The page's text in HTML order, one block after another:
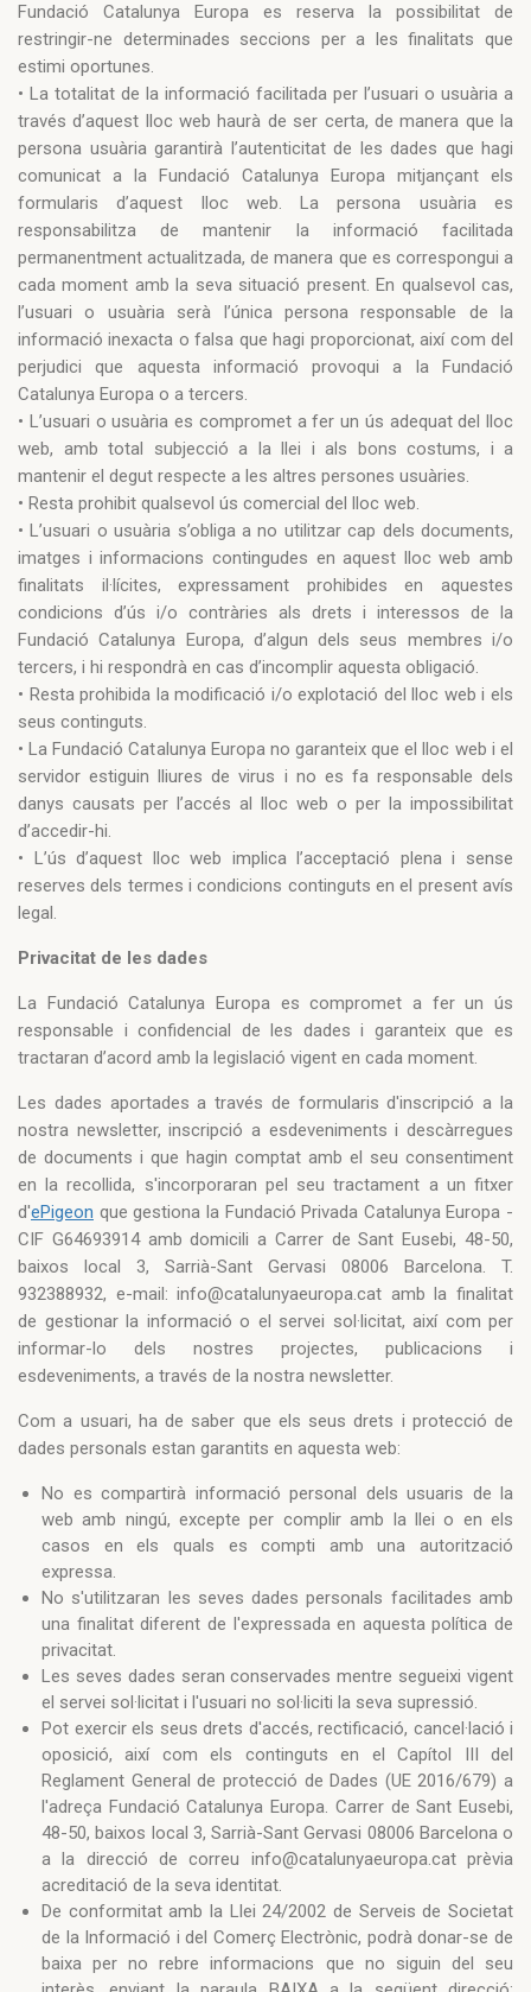
Fundació Catalunya Europa es reserva la possibilitat de
restringir-ne determinades seccions per a les finalitats que
estimi oportunes.
• La totalitat de la informació facilitada per l’usuari o usuària a
través d’aquest lloc web haurà de ser certa, de manera que la
persona usuària garantirà l’autenticitat de les dades que hagi
comunicat a la Fundació Catalunya Europa mitjançant els
formularis d’aquest lloc web. La persona usuària es
responsabilitza de mantenir la informació facilitada
permanentment actualitzada, de manera que es correspongui a
cada moment amb la seva situació present. En qualsevol cas,
l’usuari o usuària serà l’única persona responsable de la
informació inexacta o falsa que hagi proporcionat, així com del
perjudici que aquesta informació provoqui a la Fundació
Catalunya Europa o a tercers.
• L’usuari o usuària es compromet a fer un ús adequat del lloc
web, amb total subjecció a la llei i als bons costums, i a
mantenir el degut respecte a les altres persones usuàries.
• Resta prohibit qualsevol ús comercial del lloc web.
• L’usuari o usuària s’obliga a no utilitzar cap dels documents,
imatges i informacions contingudes en aquest lloc web amb
finalitats il·lícites, expressament prohibides en aquestes
condicions d’ús i/o contràries als drets i interessos de la
Fundació Catalunya Europa, d’algun dels seus membres i/o
tercers, i hi respondrà en cas d’incomplir aquesta obligació.
• Resta prohibida la modificació i/o explotació del lloc web i els
seus continguts.
• La Fundació Catalunya Europa no garanteix que el lloc web i el
servidor estiguin lliures de virus i no es fa responsable dels
danys causats per l’accés al lloc web o per la impossibilitat
d’accedir-hi.
• L’ús d’aquest lloc web implica l’acceptació plena i sense
reserves dels termes i condicions continguts en el present avís
legal.
Privacitat de les dades
La Fundació Catalunya Europa es compromet a fer un ús
responsable i confidencial de les dades i garanteix que es
tractaran d’acord amb la legislació vigent en cada moment.
Les dades aportades a través de formularis d'inscripció a la
nostra newsletter, inscripció a esdeveniments i descàrregues
de documents i que hagin comptat amb el seu consentiment
en la recollida, s'incorporaran pel seu tractament a un fitxer
d'ePigeon que gestiona la Fundació Privada Catalunya Europa -
CIF G64693914 amb domicili a Carrer de Sant Eusebi, 48-50,
baixos local 3, Sarrià-Sant Gervasi 08006 Barcelona. T.
932388932, e-mail: info@catalunyaeuropa.cat amb la finalitat
de gestionar la informació o el servei sol·licitat, així com per
informar-lo dels nostres projectes, publicacions i
esdeveniments, a través de la nostra newsletter.
Com a usuari, ha de saber que els seus drets i protecció de
dades personals estan garantits en aquesta web:
No es compartirà informació personal dels usuaris de la
web amb ningú, excepte per complir amb la llei o en els
casos en els quals es compti amb una autorització
expressa.
No s'utilitzaran les seves dades personals facilitades amb
una finalitat diferent de l'expressada en aquesta política de
privacitat.
Les seves dades seran conservades mentre segueixi vigent
el servei sol·licitat i l'usuari no sol·liciti la seva supressió.
Pot exercir els seus drets d'accés, rectificació, cancel·lació i
oposició, així com els continguts en el Capítol III del
Reglament General de protecció de Dades (UE 2016/679) a
l'adreça Fundació Catalunya Europa. Carrer de Sant Eusebi,
48-50, baixos local 3, Sarrià-Sant Gervasi 08006 Barcelona o
a la direcció de correu info@catalunyaeuropa.cat prèvia
acreditació de la seva identitat.
De conformitat amb la Llei 24/2002 de Serveis de Societat
de la Informació i del Comerç Electrònic, podrà donar-se de
baixa per no rebre informacions que no siguin del seu